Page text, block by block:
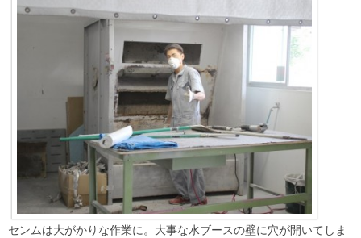
センムは大がかりな作業に。大事な水ブースの壁に穴が開いてしま